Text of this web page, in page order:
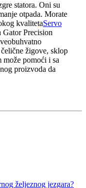
statora. Oni su
otpada. Morate
kvalitetaServo
Gator Precision
žigove, sklop
pomoći i sa
proizvoda da